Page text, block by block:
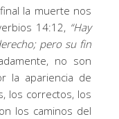
la muerte nos
14:12, “Hay
perosu fin
no son
la apariencia de
los correctos, los
los caminos del